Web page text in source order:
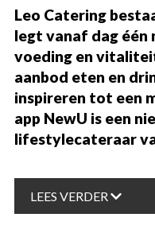
Leo Catering
legt vanaf dag één
voeding en
aanbod eten en
inspireren tot een
app NewU is een
lifestylecateraar
LEES VERDER